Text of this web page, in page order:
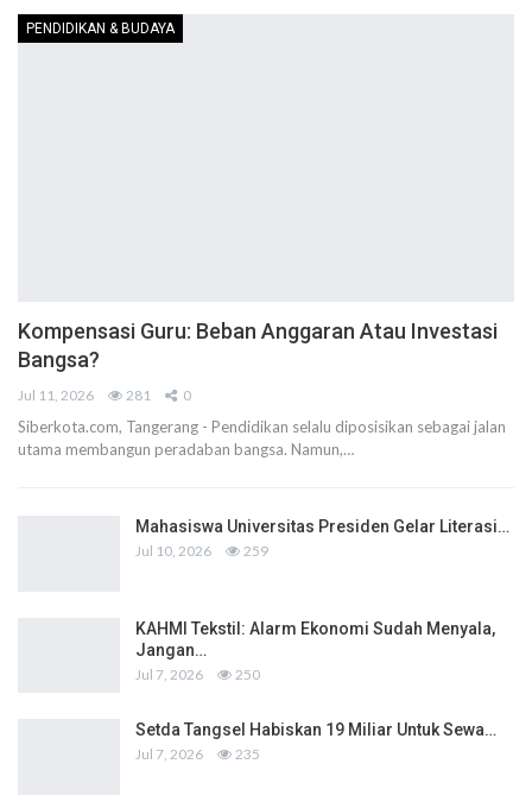
PENDIDIKAN & BUDAYA
Kompensasi Guru: Beban Anggaran Atau Investasi
Bangsa?
Jul 11, 2026 281 0
Siberkota.com, Tangerang - Pendidikan selalu diposisikan sebagai jalan
utama membangun peradaban bangsa. Namun,…
Mahasiswa Universitas Presiden Gelar Literasi…
Jul 10, 2026 259
KAHMI Tekstil: Alarm Ekonomi Sudah Menyala,
Jangan…
Jul 7, 2026 250
Setda Tangsel Habiskan 19 Miliar Untuk Sewa…
Jul 7, 2026 235